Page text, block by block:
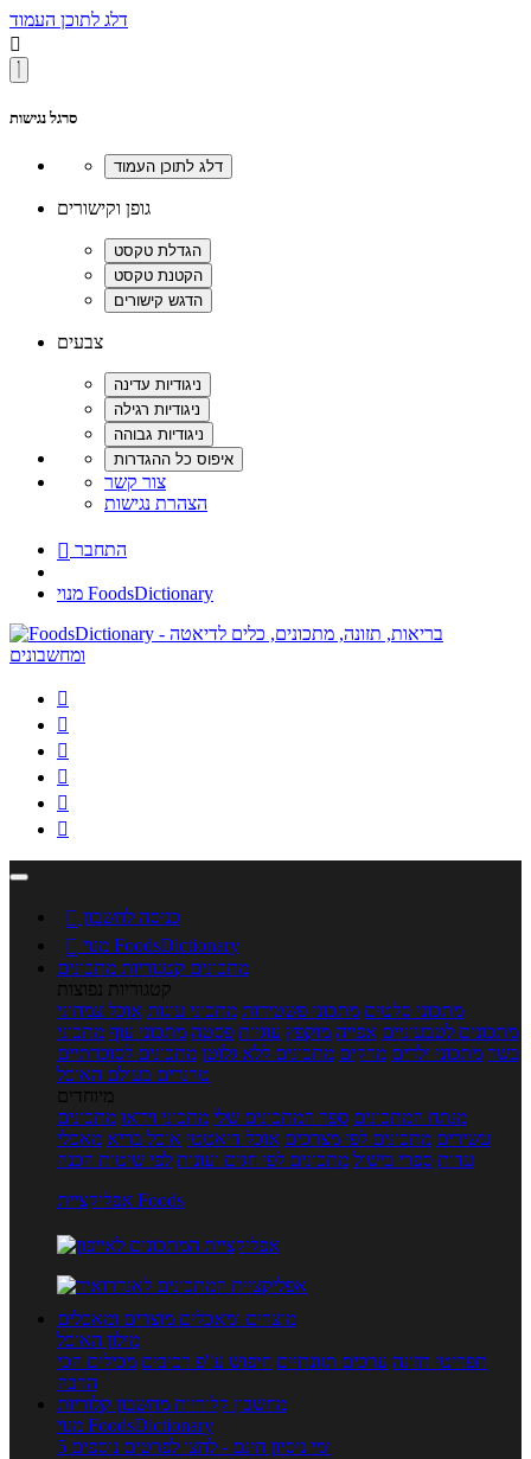
דלג לתוכן העמוד

סרגל נגישות
גופן וקישורים
צבעים
צור קשר
הצהרת נגישות
 התחבר
מנוי FoodsDictionary






 כניסה לחשבון

מנוי FoodsDictionary
מתכונים קטגוריות מתכונים
קטגוריות נפוצות
מתכוני סלטים מתכוני פשטידות מתכוני עוגות אוכל צמחוני
מתכונים לטבעוניים אפייה מוקפץ עוגיות פסטה מתכוני עוף מתכוני
בשר מתכוני ילדים מרקים מתכונים ללא גלוטן מתכונים לסוכרתיים
טרנדים בעולם האוכל
מיוחדים
מנתח המתכונים ספר המתכונים שלי מתכוני וידאו מתכונים
עשירים מתכונים לפי מצרכים אוכל דיאטטי אוכל בריא מאכלי
עדות ספרי בישול מתכונים לפי חגים ועונות לפי שיטות הכנה
אפליקציית Foods
מוצרים ומאכלים מוצרים ומאכלים
מילון האוכל
תפריטי תזונה ערכים תזונתיים חיפוש ע"פ רכיבים מכילים הכי
הרבה
מחשבון קלוריות מחשבון קלוריות
מנוי FoodsDictionary
5 ימי ניסיון חינם - לחצו לפרטים נוספים